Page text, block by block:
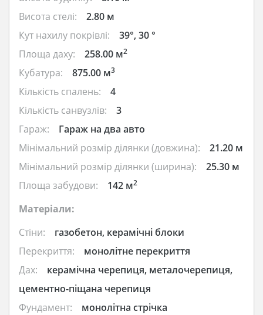
Висота стелі:
2.80 м
Кут нахилу покрівлі:
39°, 30 °
Площа даху:
258.00 м2
Кубатура: 875.00 м3
Кількість спалень:
4
Кількість санвузлів:
3
Гараж:
Гараж на два авто
Мінімальний розмір ділянки (довжина):
21.20 м
Мінімальний розмір ділянки (ширина):
25.30 м
Площа забудови:
142 м2
Матеріали:
Стіни:
газобетон, керамічні блоки
Перекриття:
монолітне перекриття
Дах:
керамічна черепиця, металочерепиця,
цементно-піщана черепиця
Фундамент:
монолітна стрічка